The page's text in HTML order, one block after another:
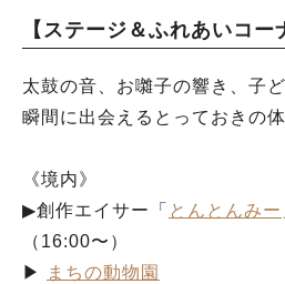
【ステージ＆ふれあいコー
太鼓の音、お囃子の響き、子
瞬間に出会えるとっておきの体
《境内》
▶︎創作エイサー「 とんとんみー
（16:00〜）
▶︎
まちの動物園